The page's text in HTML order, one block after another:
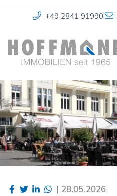
+49 2841 91990
| 28.05.2026